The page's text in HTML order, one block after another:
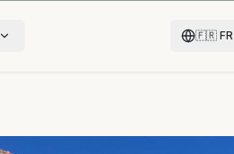
🇫🇷 FR